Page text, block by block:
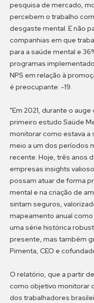
pesquisa de mercado,
percebem o trabalho
desgaste mental. E não
companhias em que
para a saúde mental e
programas
NPS em relação à
é preocupante: -19.
"Em 2021, durante o
primeiro estudo Saúde
monitorar como estava a
meio a um dos períodos
recente. Hoje, três anos
empresas insights
possam atuar de forma
mental e na criação de
sintam seguros,
mapeamento anual
uma série histórica
presente, mas também
Pimenta, CEO e
O relatório, que a partir
como objetivo monitorar
dos trabalhadores